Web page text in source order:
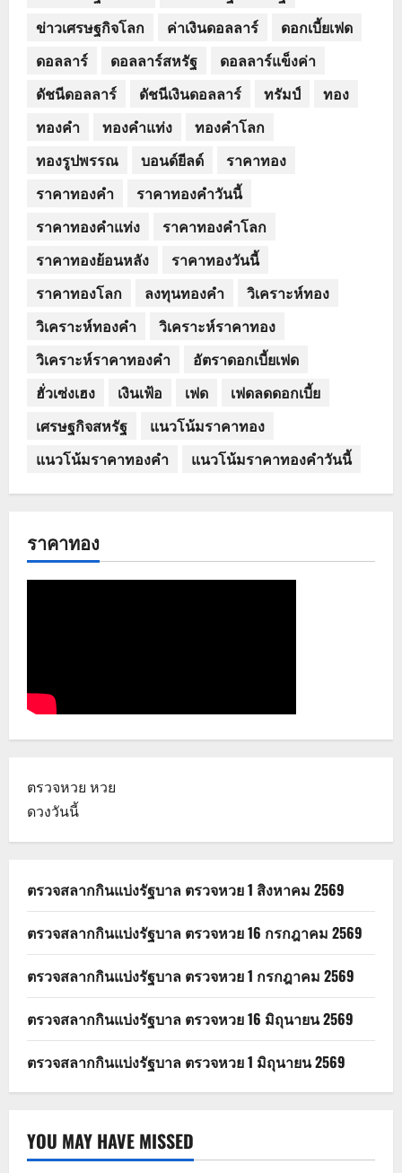
ข่าวเศรษฐกิจโลก
ค่าเงินดอลลาร์
ดอกเบี้ยเฟด
ดอลลาร์
ดอลลาร์สหรัฐ
ดอลลาร์แข็งค่า
ดัชนีดอลลาร์
ดัชนีเงินดอลลาร์ ทรัมป์
ทอง
ทองคำ
ทองคำแท่ง
ทองคำโลก
ทองรูปพรรณ
บอนด์ยีลด์
ราคาทอง
ราคาทองคำ
ราคาทองคำวันนี้
ราคาทองคำแท่ง
ราคาทองคำโลก
ราคาทองย้อนหลัง
ราคาทองวันนี้
ราคาทองโลก
ลงทุนทองคำ
วิเคราะห์ทอง
วิเคราะห์ทองคำ
วิเคราะห์ราคาทอง
วิเคราะห์ราคาทองคำ
อัตราดอกเบี้ยเฟด
ฮั่วเซ่งเฮง
เงินเฟ้อ เฟด
เฟดลดดอกเบี้ย
เศรษฐกิจสหรัฐ
แนวโน้มราคาทอง
แนวโน้มราคาทองคำ
แนวโน้มราคาทองคำวันนี้
ราคาทอง
ตรวจหวย หวย
ดวงวันนี้
ตรวจสลากกินแบ่งรัฐบาล ตรวจหวย 1 สิงหาคม 2569
ตรวจสลากกินแบ่งรัฐบาล ตรวจหวย 16 กรกฎาคม 2569
ตรวจสลากกินแบ่งรัฐบาล ตรวจหวย 1 กรกฎาคม 2569
ตรวจสลากกินแบ่งรัฐบาล ตรวจหวย 16 มิถุนายน 2569
ตรวจสลากกินแบ่งรัฐบาล ตรวจหวย 1 มิถุนายน 2569
YOU MAY HAVE MISSED